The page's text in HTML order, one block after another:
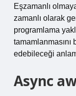
Eşzamanlı
zamanlı olarak
programlama
edebileceği
Async